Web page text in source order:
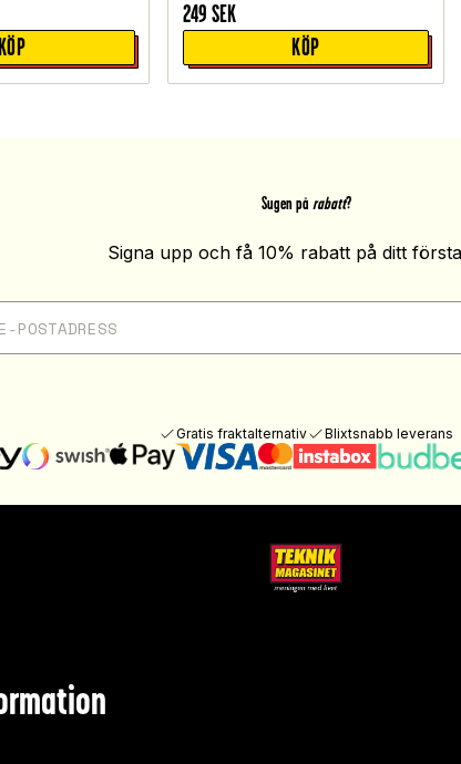
KÖP
249 SEK
KÖP
Sugen på rabatt?
Signa upp och få 10% rabatt på ditt
Gratis fraktalternativ Blixtsnabb leverans